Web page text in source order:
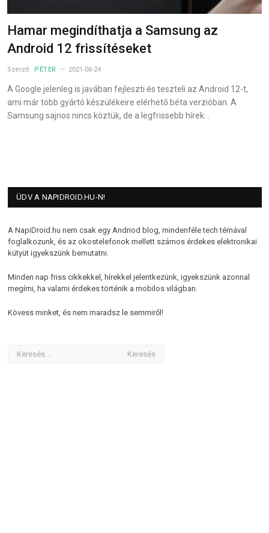
Hamar megindíthatja a Samsung az
Android 12 frissítéseket
Szerző: PÉTER 2021-06-24
A Google jelenleg is javában fejleszti és teszteli az Android 12-t,
ami már több gyártó készülékeire elérhető béta verzióban. A
Samsung sajnos nincs köztük, de a legfrissebb hírek…
ÜDV A NAPIDROID.HU-N!
A NapiDroid.hu nem csak egy Andriod blog, mindenféle tech témával
foglalkozunk, és az okostelefonok mellett számos érdekes elektronikai
kütyüt igyekszünk bemutatni.
Minden nap friss cikkekkel, hírekkel jelentkezünk, igyekszünk azonnal
megírni, ha valami érdekes történik a mobilos világban.
Kövess minket, és nem maradsz le semmiről!